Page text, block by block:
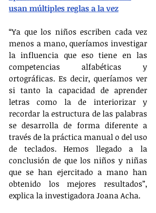
usan múltiples reglas a la vez
“Ya que los niños escriben cada vez
menos a mano, queríamos investigar
la influencia que eso tiene en las
competencias alfabéticas y
ortográficas. Es decir, queríamos ver
si tanto la capacidad de aprender
letras como la de interiorizar y
recordar la estructura de las palabras
se desarrolla de forma diferente a
través de la práctica manual o del uso
de teclados. Hemos llegado a la
conclusión de que los niños y niñas
que se han ejercitado a mano han
obtenido los mejores resultados”,
explica la investigadora Joana Acha.